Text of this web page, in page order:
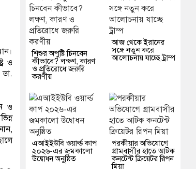
ও
ডা.
ও
শিশুর অপুষ্টি চিনবেন
কীভাবে? লক্ষণ, কারণ
ও প্রতিরোধে জরুরি
করণীয়
আজ থেকে ইরানের
সঙ্গে নতুন করে
আলোচনায় যাচ্ছে ট্রাম্প
এআইইউবি ওয়ার্ল্ড কাপ
২০২৬-এর জমকালো
উদ্বোধন অনুষ্ঠিত
পরকীয়ার অভিযোগে
গ্রামবাসীর হাতে আটক
কনটেন্ট ক্রিয়েটর রিপন
মিয়া